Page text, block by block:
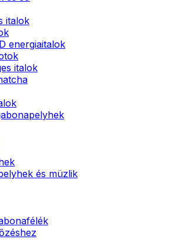
italok
energiaitalok
italok
és müzlik